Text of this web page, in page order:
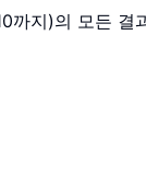
까지)의 모든 결